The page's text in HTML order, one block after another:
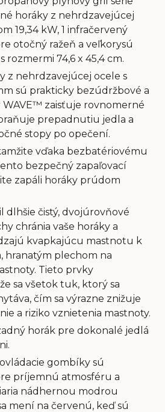
horáky z nehrdzavejúcej
19,34 kW, 1 infračervený
otočný ražeň a veľkorysú
rozmermi 74,6 x 45,4 cm.
z nehrdzavejúcej ocele s
sú prakticky bezúdržbové a
zaisťuje rovnomerné
prepadnutiu jedla a
stopy po opečení.
vďaka bezbatériovému
bezpečný zapaľovací
zapáli horáky prúdom
dlhšie čistý, dvojúrovňové
chránia vaše horáky a
kvapkajúcu mastnotu k
hranatým plechom na
Tieto prvky
sa všetok tuk, ktorý sa
čím sa výrazne znižuje
a riziko vznietenia mastnoty.
horák pre dokonalé jedlá
gombíky sú
príjemnú atmosféru a
nádhernou modrou
mení na červenú, keď sú